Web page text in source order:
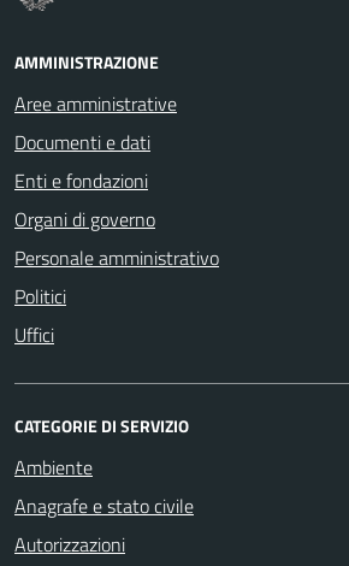
AMMINISTRAZIONE
Aree amministrative
Documenti e dati
Enti e fondazioni
Organi di governo
Personale amministrativo
Politici
Uffici
CATEGORIE DI SERVIZIO
Ambiente
Anagrafe e stato civile
Autorizzazioni